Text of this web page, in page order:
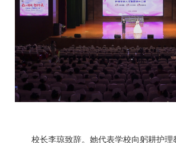
校长李琼致辞。她代表学校向躬耕护